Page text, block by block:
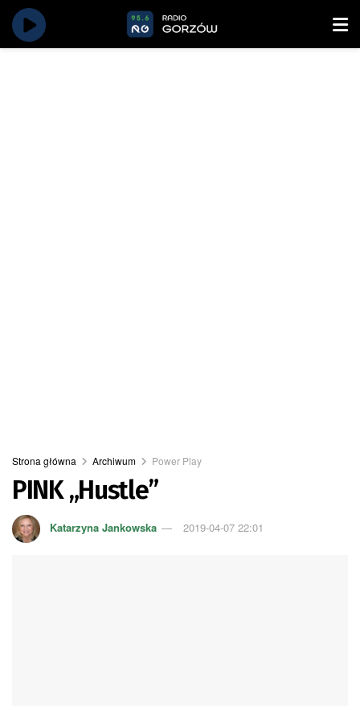
Strona główna Archiwum Power Play
PINK „Hustle”
Katarzyna Jankowska 2019-04-07 22:01